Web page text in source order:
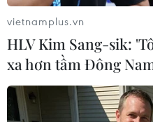
hàng chục nghìn
Nhà chức trách Iran đã ra
khu vực của thành phố
trong khi số người thiệt
đã lên tới 77 người.
vietnamplus.vn
HLV Kim Sang-sik:
xa hơn tầm Đông